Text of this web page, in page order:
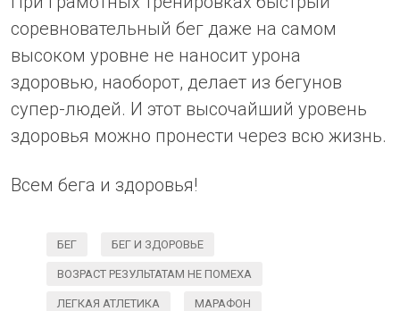
соревновательный бег даже на самом
высоком уровне не наносит урона
здоровью, наоборот, делает из бегунов
супер-людей. И этот высочайший уровень
здоровья можно пронести через всю жизнь.
Всем бега и здоровья!
БЕГ БЕГ И ЗДОРОВЬЕ
ВОЗРАСТ РЕЗУЛЬТАТАМ НЕ ПОМЕХА
ЛЕГКАЯ АТЛЕТИКА МАРАФОН